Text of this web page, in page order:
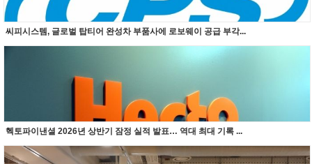
씨피시스템, 글로벌 탑티어 완성차 부품사에 로보웨이 공급 부각...
헥토파이낸셜 2026년 상반기 잠정 실적 발표… 역대 최대 기록 ...